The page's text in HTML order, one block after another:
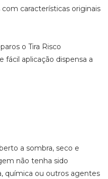
características originais
o Tira Risco
fácil aplicação dispensa a
a sombra, seco e
não tenha sido
química ou outros agentes